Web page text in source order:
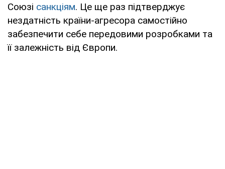
Союзі санкціям. Це ще раз підтверджує
нездатність країни-агресора самостійно
забезпечити себе передовими розробками та
її залежність від Європи.